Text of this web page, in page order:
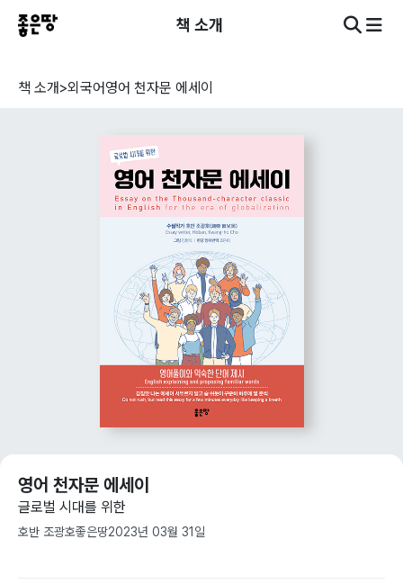
책 소개
책 소개>외국어영어 천자문 에세이
영어 천자문 에세이
글로벌 시대를 위한
호반 조광호좋은땅2023년 03월 31일